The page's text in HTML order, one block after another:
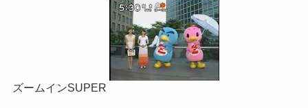
ズームインSUPER